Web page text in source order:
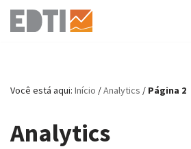
Pular
conteúdo
Você está aqui: Início /Analytics / Página 2
Analytics